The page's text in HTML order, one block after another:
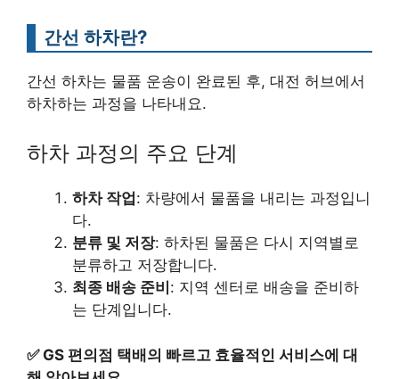
간선 하차란?
간선 하차는 물품 운송이 완료된 후, 대전 허브에서
하차하는 과정을 나타내요.
하차 과정의 주요 단계
하차 작업 : 차량에서 물품을 내리는 과정입니
다.
분류 및 저장: 하차된 물품은 다시 지역별로
분류하고 저장합니다.
최종 배송 준비 : 지역 센터로 배송을 준비하
는 단계입니다.
✅ GS 편의점 택배의 빠르고 효율적인 서비스에 대